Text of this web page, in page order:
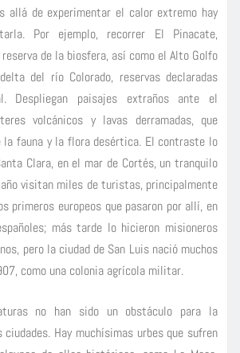
allá de experimentar el calor extremo hay
Por ejemplo, recorrer El Pinacate,
de la biosfera, así como el Alto Golfo
del río Colorado, reservas declaradas
Despliegan paisajes extraños ante el
volcánicos y lavas derramadas, que
la fauna y la flora desértica. El contraste lo
Clara, en el mar de Cortés, un tranquilo
visitan miles de turistas, principalmente
primeros europeos que pasaron por allí, en
más tarde lo hicieron misioneros
pero la ciudad de San Luis nació muchos
como una colonia agrícola militar.
no han sido un obstáculo para la
ciudades. Hay muchísimas urbes que sufren